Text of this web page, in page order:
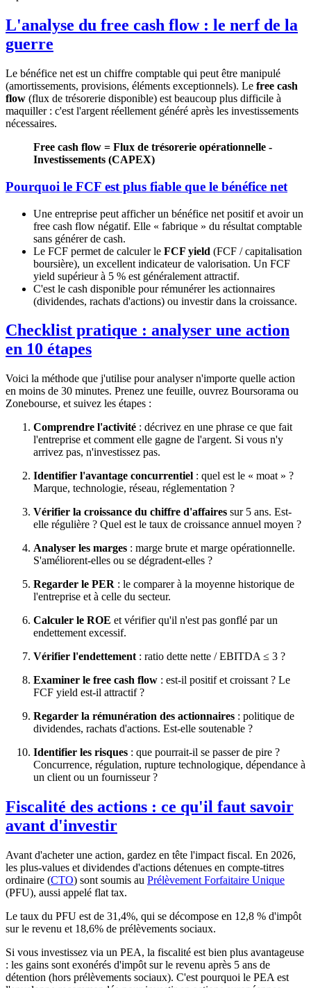
L'analyse du free cash flow : le nerf de la
guerre
Le bénéfice net est un chiffre comptable qui peut être manipulé
(amortissements, provisions, éléments exceptionnels). Le free cash
flow (flux de trésorerie disponible) est beaucoup plus difficile à
maquiller : c'est l'argent réellement généré après les investissements
nécessaires.
Free cash flow = Flux de trésorerie opérationnelle -
Investissements (CAPEX)
Pourquoi le FCF est plus fiable que le bénéfice net
Une entreprise peut afficher un bénéfice net positif et avoir un
free cash flow négatif. Elle « fabrique » du résultat comptable
sans générer de cash.
Le FCF permet de calculer le FCF yield (FCF / capitalisation
boursière), un excellent indicateur de valorisation. Un FCF
yield supérieur à 5 % est généralement attractif.
C'est le cash disponible pour rémunérer les actionnaires
(dividendes, rachats d'actions) ou investir dans la croissance.
Checklist pratique : analyser une action
en 10 étapes
Voici la méthode que j'utilise pour analyser n'importe quelle action
en moins de 30 minutes. Prenez une feuille, ouvrez Boursorama ou
Zonebourse, et suivez les étapes :
Comprendre l'activité : décrivez en une phrase ce que fait
l'entreprise et comment elle gagne de l'argent. Si vous n'y
arrivez pas, n'investissez pas.
Identifier l'avantage concurrentiel : quel est le « moat » ?
Marque, technologie, réseau, réglementation ?
Vérifier la croissance du chiffre d'affaires sur 5 ans. Est-
elle régulière ? Quel est le taux de croissance annuel moyen ?
Analyser les marges : marge brute et marge opérationnelle.
S'améliorent-elles ou se dégradent-elles ?
Regarder le PER : le comparer à la moyenne historique de
l'entreprise et à celle du secteur.
Calculer le ROE et vérifier qu'il n'est pas gonflé par un
endettement excessif.
Vérifier l'endettement : ratio dette nette / EBITDA ≤ 3 ?
Examiner le free cash flow : est-il positif et croissant ? Le
FCF yield est-il attractif ?
Regarder la rémunération des actionnaires : politique de
dividendes, rachats d'actions. Est-elle soutenable ?
Identifier les risques : que pourrait-il se passer de pire ?
Concurrence, régulation, rupture technologique, dépendance à
un client ou un fournisseur ?
Fiscalité des actions : ce qu'il faut savoir
avant d'investir
Avant d'acheter une action, gardez en tête l'impact fiscal. En 2026,
les plus-values et dividendes d'actions détenues en compte-titres
ordinaire (CTO) sont soumis au Prélèvement Forfaitaire Unique
(PFU), aussi appelé flat tax.
Le taux du PFU est de 31,4%, qui se décompose en 12,8 % d'impôt
sur le revenu et 18,6% de prélèvements sociaux.
Si vous investissez via un PEA, la fiscalité est bien plus avantageuse
: les gains sont exonérés d'impôt sur le revenu après 5 ans de
détention (hors prélèvements sociaux). C'est pourquoi le PEA est